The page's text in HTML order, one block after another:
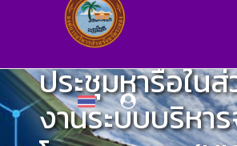
ประชุมหารือใน
งานระบบบริหา